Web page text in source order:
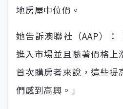
地房屋中位價。
她告訴澳聯社（AAP）：
進入市場並且隨著價格上
首次購房者來說，這些提
們感到高興。」